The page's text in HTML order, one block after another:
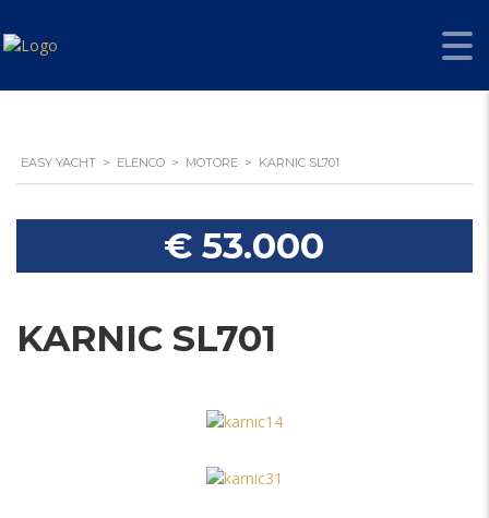
EASY YACHT > ELENCO > MOTORE > KARNIC SL701
€ 53.000
KARNIC SL701